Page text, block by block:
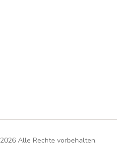
2026Alle Rechte vorbehalten.